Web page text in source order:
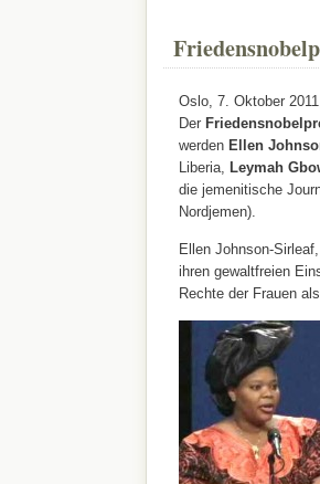
Oslo, 7. Oktober
Der
werden Ellen
Liberia, Leymah
die jemenitische
Nordjemen).
Ellen Johnson-
ihren gewaltfreien
Rechte der Frauen